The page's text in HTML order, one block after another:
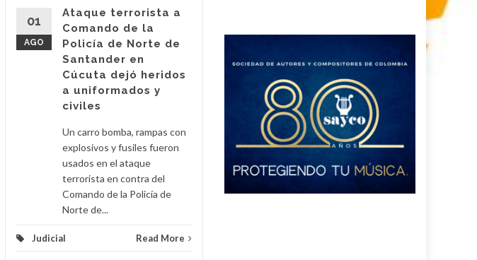
01
AGO
Ataque terrorista a
Comando de la
Policía de Norte de
Santander en
Cúcuta dejó heridos
a uniformados y
civiles
Un carro bomba, rampas con
explosivos y fusiles fueron
usados en el ataque
terrorista en contra del
Comando de la Policía de
Norte de...
Judicial Read More
Un juez con funciones de
la captura de Deimer José
Acosta Torregrosa, quien
debe afrontar un proceso...
Judicial Read More